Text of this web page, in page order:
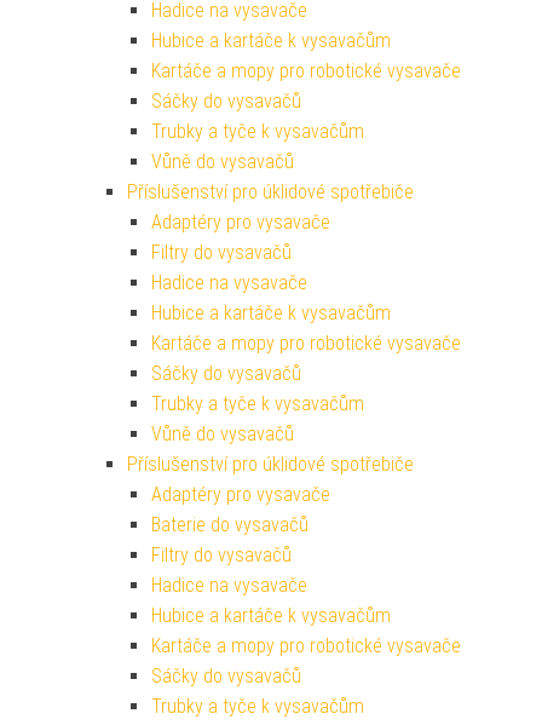
Hadice na vysavače
Hubice a kartáče k vysavačům
Kartáče a mopy pro robotické vysavače
Sáčky do vysavačů
Trubky a tyče k vysavačům
Vůně do vysavačů
Příslušenství pro úklidové spotřebiče
Adaptéry pro vysavače
Filtry do vysavačů
Hadice na vysavače
Hubice a kartáče k vysavačům
Kartáče a mopy pro robotické vysavače
Sáčky do vysavačů
Trubky a tyče k vysavačům
Vůně do vysavačů
Příslušenství pro úklidové spotřebiče
Adaptéry pro vysavače
Baterie do vysavačů
Filtry do vysavačů
Hadice na vysavače
Hubice a kartáče k vysavačům
Kartáče a mopy pro robotické vysavače
Sáčky do vysavačů
Trubky a tyče k vysavačům